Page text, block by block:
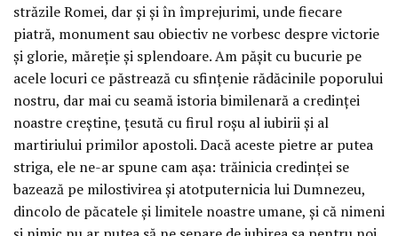
străzile Romei, dar și și în împrejurimi, unde fiecare
piatră, monument sau obiectiv ne vorbesc despre victorie
și glorie, măreție și splendoare. Am pășit cu bucurie pe
acele locuri ce păstrează cu sfințenie rădăcinile poporului
nostru, dar mai cu seamă istoria bimilenară a credinței
noastre creștine, țesută cu firul roșu al iubirii și al
martiriului primilor apostoli. Dacă aceste pietre ar putea
striga, ele ne-ar spune cam așa: trăinicia credinței se
bazează pe milostivirea și atotputernicia lui Dumnezeu,
dincolo de păcatele și limitele noastre umane, și că nimeni